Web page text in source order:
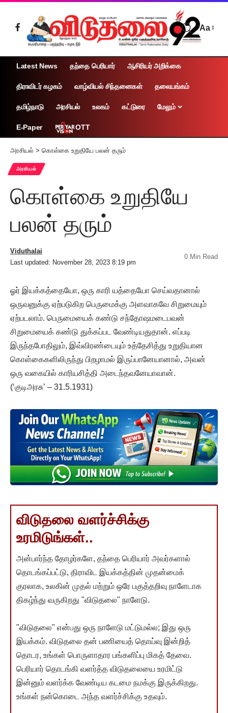
Aa
Latest News தந்தை பெரியார் ஆசிரியர் அறிக்கை
திராவிடர் கழகம் வாழ்வியல் சிந்தனைகள் தலையங்கம்
தமிழ்நாடு அரசியல் உலகம் கட்டுரை மேலும்
E-Paper OTT
அரசியல் > கொள்கை உறுதியே பலன் தரும்
அரசியல்
கொள்கை உறுதியே
பலன் தரும்
Last updated: November 28, 2023 8:19 pm
Viduthalai
0 Min Read
ஓர் இயக்கத்தையோ, ஒரு காரி யத்தையோ செய்வதானால்
ஒருவனுக்கு ஏற்படுகிற பெருமைக்கு அளவாகவே சிறுமையும்
ஏற்படலாம். பெருமையைக் கண்டு சந்தோஷமடைபவன்
சிறுமையைக் கண்டு துக்கப்பட வேண்டியதுதான். எப்படி
இருந்தபோதிலும், இவ்விரண்டையும் உத்தேசித்து உறுதியான
கொள்கைகளிலிருந்து பிறழாமல் இருப்பானேயானால், அவன்
ஒரு வகையில் காரியசித்தி அடைந்தவனேயாவான்.
(‘குடிஅரசு’ – 31.5.1931)
விடுதலை வளர்ச்சிக்கு
உரமிடுங்கள்..
அன்பார்ந்த தோழர்களே, தந்தை பெரியார் அவர்களால்
தொடங்கப்பட்டு, திராவிட இயக்கத்தின் முதன்மைக்
குரலாக, உலகின் முதல் மற்றும் ஒரே பகுத்தறிவு நாளேடாக
திகழ்ந்து வருகிறது "விடுதலை" நாளேடு.
"விடுதலை" என்பது ஒரு நாளேடு மட்டுமல்ல; இது ஒரு
இயக்கம். விடுதலை தன் பணியைத் தொய்வு இன்றித்
தொடர, உங்கள் பொருளாதார பங்களிப்பு மிகத் தேவை.
பெரியார் தொடங்கி வளர்த்த விடுதலையை உரமிட்டு
இன்னும் வளர்க்க வேண்டிய கடமை நமக்கு இருக்கிறது.
உங்கள் நன்கொடை அந்த வளர்ச்சிக்கு உதவும்.